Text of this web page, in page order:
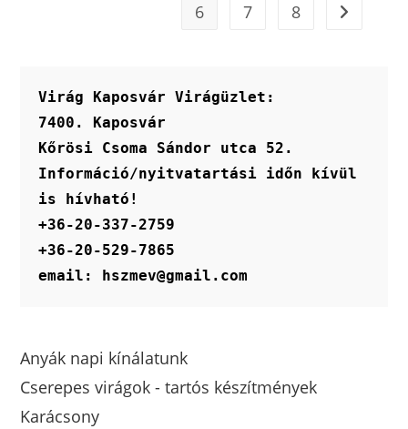
6
7 8
Virág Kaposvár Virágüzlet:
7400. Kaposvár
Kőrösi Csoma Sándor utca 52.
Információ/nyitvatartási időn kívül
is hívható!
+36-20-337-2759
+36-20-529-7865
email: hszmev@gmail.com
Anyák napi kínálatunk
Cserepes virágok - tartós készítmények
Karácsony